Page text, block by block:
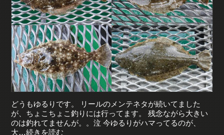
どうもゆるりです。 リールのメンテネタが続いてました
が、ちょこちょこ釣りには行ってます。 残念ながら大きい
のは釣れてませんが。。泣 今ゆるりがハマってるのが、
大…続きを読む